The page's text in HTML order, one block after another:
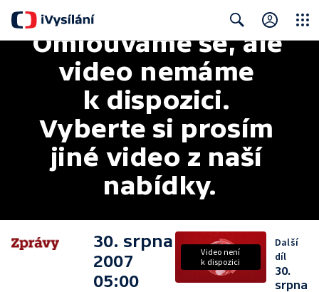
Search
Omlouváme se, ale
video nemáme
k dispozici.
Vyberte si prosím
jiné video z naší
nabídky.
30. srpna
2007
05:00
Video není
k dispozici
Další
díl
30.
srpna